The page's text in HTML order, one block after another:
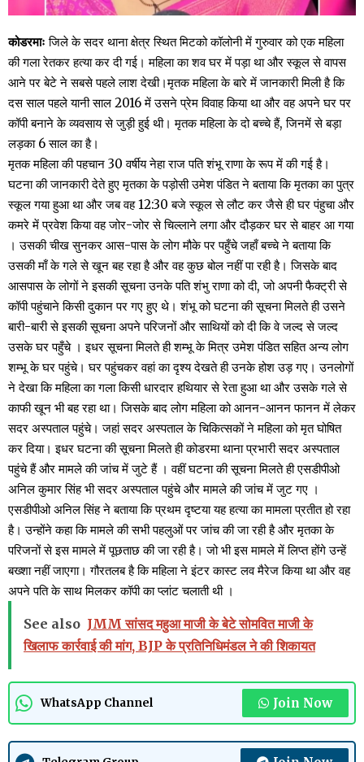
कोडरमाः जिले के सदर थाना क्षेत्र स्थित मिटको कॉलोनी में गुरुवार को एक महिला
की गला रेतकर हत्या कर दी गई। महिला का शव घर में पड़ा था और स्कूल से वापस
आने पर बेटे ने सबसे पहले लाश देखी।मृतक महिला के बारे में जानकारी मिली है कि
दस साल पहले यानी साल 2016 में उसने प्रेम विवाह किया था और वह अपने घर पर
कॉपी बनाने के व्यवसाय से जुड़ी हुई थी। मृतक महिला के दो बच्चे हैं, जिनमें से बड़ा
लड़का 6 साल का है।
मृतक महिला की पहचान 30 वर्षीय नेहा राज पति शंभू राणा के रूप में की गई है।
घटना की जानकारी देते हुए मृतका के पड़ोसी उमेश पंडित ने बताया कि मृतका का पुत्र
स्कूल गया हुआ था और जब वह 12:30 बजे स्कूल से लौट कर जैसे ही घर पंहुचा और
कमरे में प्रवेश किया वह जोर-जोर से चिल्लाने लगा और दौड़कर घर से बाहर आ गया
। उसकी चीख सुनकर आस-पास के लोग मौके पर पहुँचे जहाँ बच्चे ने बताया कि
उसकी माँ के गले से खून बह रहा है और वह कुछ बोल नहीं पा रही है। जिसके बाद
आसपास के लोगों ने इसकी सूचना उनके पति शंभु राणा को दी, जो अपनी फैक्ट्री से
कॉपी पहुंचाने किसी दुकान पर गए हुए थे। शंभू को घटना की सूचना मिलते ही उसने
बारी-बारी से इसकी सूचना अपने परिजनों और साथियों को दी कि वे जल्द से जल्द
उसके घर पहुँचे । इधर सूचना मिलते ही शम्भू के मित्र उमेश पंडित सहित अन्य लोग
शम्भू के घर पहुंचे। घर पहुंचकर वहां का दृश्य देखते ही उनके होश उड़ गए। उनलोगों
ने देखा कि महिला का गला किसी धारदार हथियार से रेता हुआ था और उसके गले से
काफी खून भी बह रहा था। जिसके बाद लोग महिला को आनन-आनन फानन में लेकर
सदर अस्पताल पहुंचे। जहां सदर अस्पताल के चिकित्सकों ने महिला को मृत घोषित
कर दिया। इधर घटना की सूचना मिलते ही कोडरमा थाना प्रभारी सदर अस्पताल
पहुंचे हैं और मामले की जांच में जुटे हैं । वहीं घटना की सूचना मिलते ही एसडीपीओ
अनिल कुमार सिंह भी सदर अस्पताल पहुंचे और मामले की जांच में जुट गए ।
एसडीपीओ अनिल सिंह ने बताया कि प्रथम दृष्टया यह हत्या का मामला प्रतीत हो रहा
है। उन्होंने कहा कि मामले की सभी पहलुओं पर जांच की जा रही है और मृतका के
परिजनों से इस मामले में पूछताछ की जा रही है। जो भी इस मामले में लिप्त होंगे उन्हें
बख्शा नहीं जाएगा। गौरतलब है कि महिला ने इंटर कास्ट लव मैरेज किया था और वह
अपने पति के साथ मिलकर कॉपी का प्लांट चलाती थी ।
See also JMM सांसद महुआ माजी के बेटे सोमवित माजी के
खिलाफ कार्रवाई की मांग, BJP के प्रतिनिधिमंडल ने की शिकायत
WhatsApp Channel Join Now